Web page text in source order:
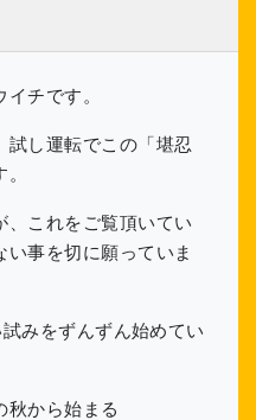
チです。
試し運転でこの「堪忍
、これをご覧頂いてい
い事を切に願っていま
みをずんずん始めてい
秋から始まる